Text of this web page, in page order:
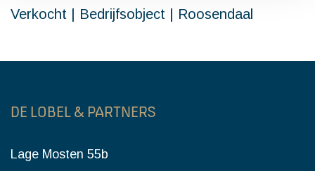
Verkocht | Bedrijfsobject | Roosendaal
DE LOBEL & PARTNERS
Lage Mosten 55b